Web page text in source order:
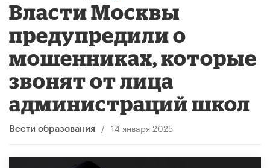
Власти Москвы
предупредили о
мошенниках, которые
звонят от лица
администраций школ
Вести образования / 14 января 2025